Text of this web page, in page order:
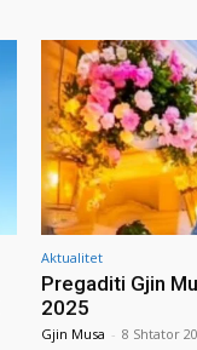
Aktualitet
Pregaditi Gjin
2025
Gjin Musa - 8 Shtator